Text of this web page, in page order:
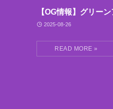
【OG情報】グリー
2025-08-26